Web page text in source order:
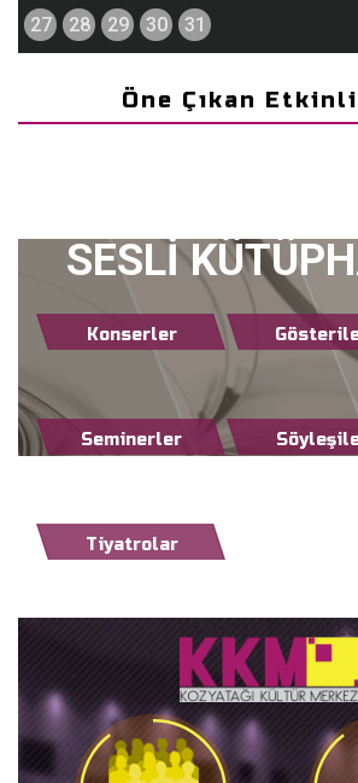
27 28 29 30 31
Öne Çıkan
SESLİ
Konserler
Seminerler
Tiyatrolar